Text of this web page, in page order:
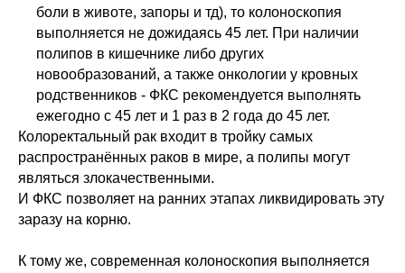
боли в животе, запоры и тд), то колоноскопия
выполняется не дожидаясь 45 лет. При наличии
полипов в кишечнике либо других
новообразований, а также онкологии у кровных
родственников - ФКС рекомендуется выполнять
ежегодно с 45 лет и 1 раз в 2 года до 45 лет.
Колоректальный рак входит в тройку самых
распространённых раков в мире, а полипы могут
являться злокачественными.
И ФКС позволяет на ранних этапах ликвидировать эту
заразу на корню.
К тому же, современная колоноскопия выполняется